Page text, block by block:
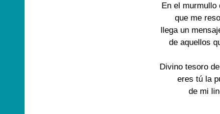
En el murmullo
que me
llega un
de aquellos
Divino tesoro
eres tú la
de mi